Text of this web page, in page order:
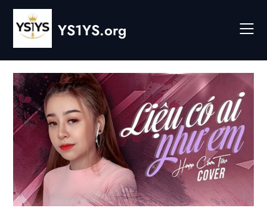
Skip
content
YS1YS.org